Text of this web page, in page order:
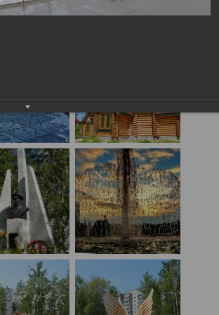
Технопарковая зона